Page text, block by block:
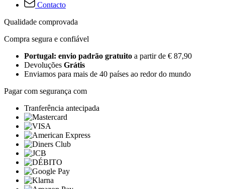
Contacto
Qualidade comprovada
Compra segura e confiável
Portugal: envio padrão gratuito a partir de € 87,90
Devoluções Grátis
Enviamos para mais de 40 países ao redor do mundo
Pagar com segurança com
Tranferência antecipada